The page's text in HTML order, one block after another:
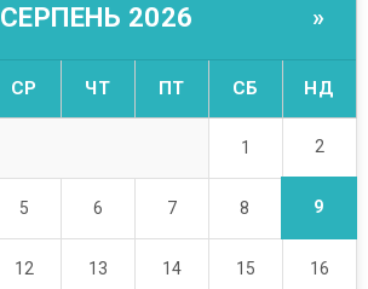
СЕРПЕНЬ 2026 »
СР ЧТ ПТ СБ НД
1 2
5 6 7 8 9
12 13 14 15 16